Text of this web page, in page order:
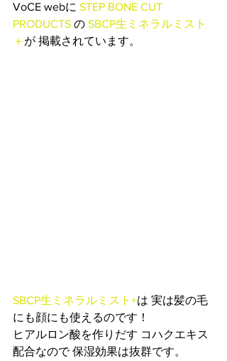
VoCE webに STEP BONE CUT
PRODUCTS の SBCP生ミネラルミスト
＋ が 掲載されています。
SBCP生ミネラルミスト+は 実は髪の毛
にも顔にも使えるのです！
ヒアルロン酸を作りだす コハクエキス
配合なので 保湿効果は抜群です。